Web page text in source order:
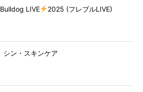
LIVE 2025 (フレブルLIVE)
シン・スキンケア